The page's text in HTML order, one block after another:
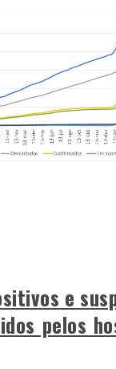
e
pelos